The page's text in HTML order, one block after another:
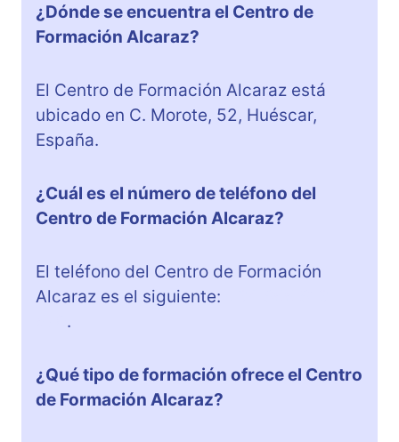
¿Dónde se encuentra el Centro de
Formación Alcaraz?
El Centro de Formación Alcaraz está
ubicado en C. Morote, 52, Huéscar,
España.
¿Cuál es el número de teléfono del
Centro de Formación Alcaraz?
El teléfono del Centro de Formación
Alcaraz es el siguiente:
.
¿Qué tipo de formación ofrece el Centro
de Formación Alcaraz?